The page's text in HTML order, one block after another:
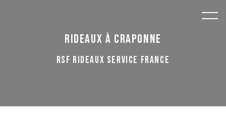
Rideaux à Craponne
RSF RIDEAUX SERVICE FRANCE